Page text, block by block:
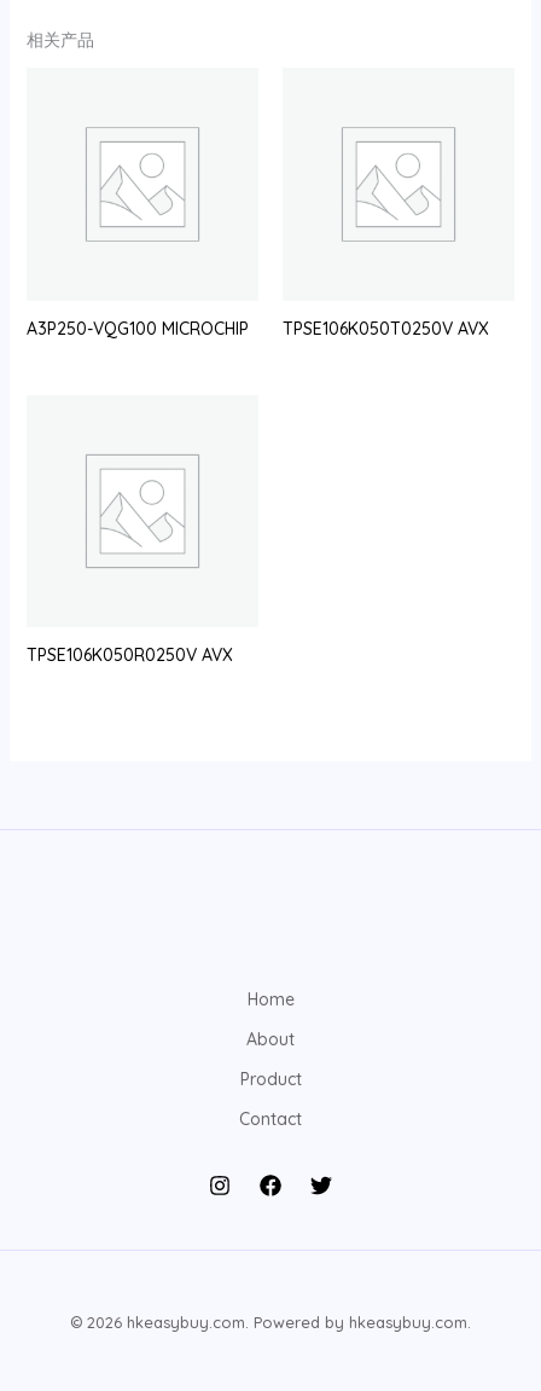
相关产品
A3P250-VQG100 MICROCHIP TPSE106K050T0250V AVX
TPSE106K050R0250V AVX
Home
About
Product
Contact
© 2026 hkeasybuy.com. Powered by hkeasybuy.com.